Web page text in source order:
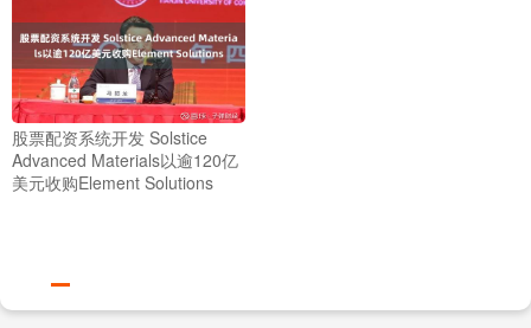
股票配资系统开发 Solstice
Advanced Materials以逾120亿
美元收购Element Solutions